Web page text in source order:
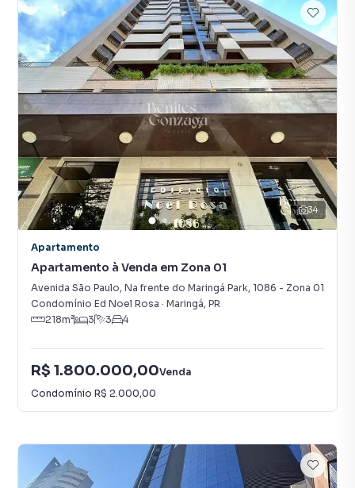
34
Apartamento
Apartamento à Venda em Zona 01
Avenida São Paulo, Na frente do Maringá Park, 1086 - Zona 01
Condomínio Ed Noel Rosa · Maringá, PR
218m² 3 3 4
R$ 1.800.000,00Venda
Condomínio R$ 2.000,00